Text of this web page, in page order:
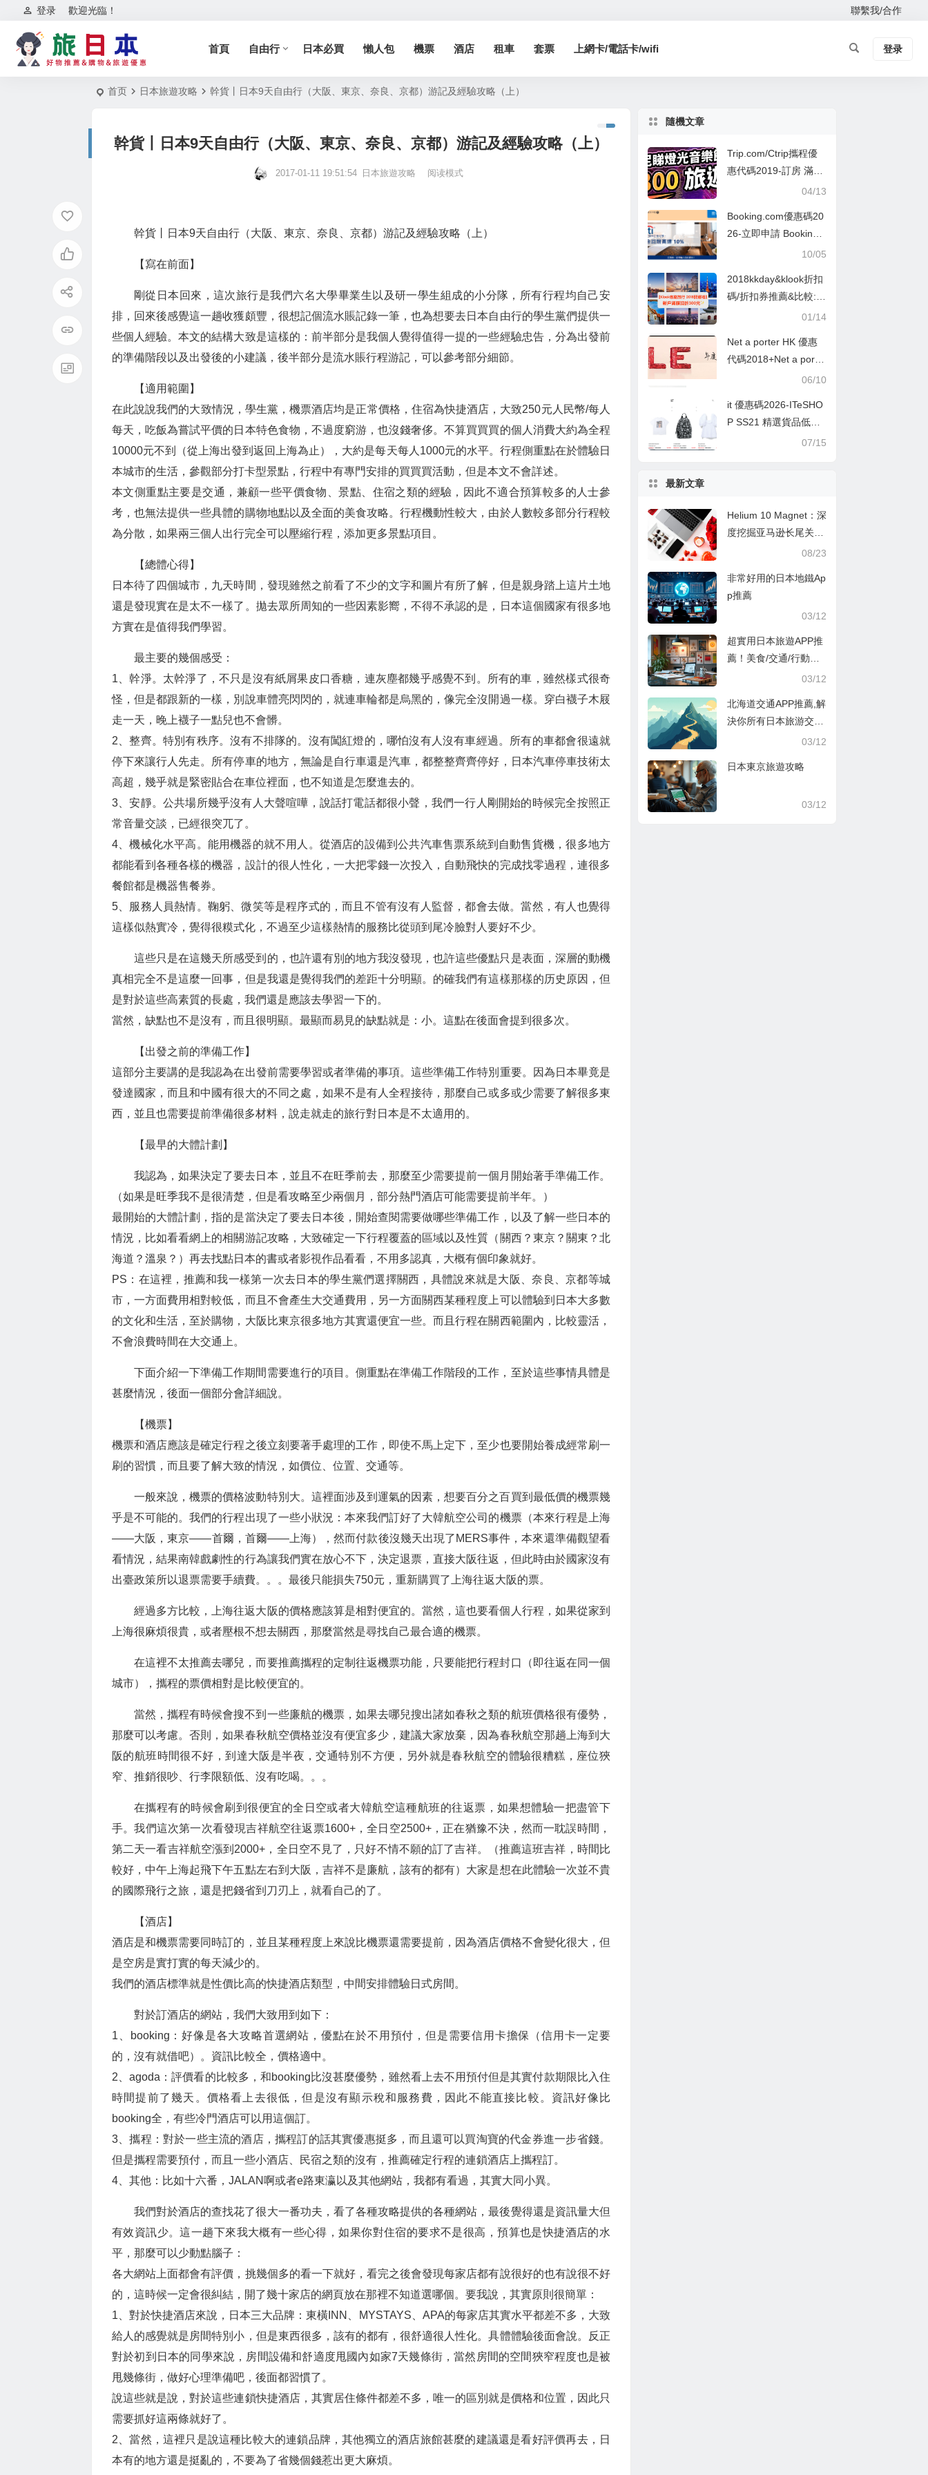
歡迎光臨！
登录 聯繫我/合作
首頁 自由行 日本必買 懶人包 機票 酒店 租車 套票 上網卡/電話卡/wifi 登录
首页 日本旅遊攻略 幹貨丨日本9天自由行（大阪、東京、奈良、京都）游記及經驗攻略（上）
幹貨丨日本9天自由行（大阪、東京、奈良、京都）游記及經驗攻略（上）
2017-01-11 19:51:54 日本旅遊攻略 阅读模式
幹貨丨日本9天自由行（大阪、東京、奈良、京都）游記及經驗攻略（上）
【寫在前面】
剛從日本回來，這次旅行是我們六名大學畢業生以及研一學生組成的小分隊，所有行程均自己安
排，回來後感覺這一趟收獲頗豐，很想記個流水賬記錄一筆，也為想要去日本自由行的學生黨們提供一
些個人經驗。本文的結構大致是這樣的：前半部分是我個人覺得值得一提的一些經驗忠告，分為出發前
的準備階段以及出發後的小建議，後半部分是流水賬行程游記，可以參考部分細節。
【適用範圍】
在此說說我們的大致情況，學生黨，機票酒店均是正常價格，住宿為快捷酒店，大致250元人民幣/每人
每天，吃飯為嘗試平價的日本特色食物，不過度窮游，也沒錢奢侈。不算買買買的個人消費大約為全程
10000元不到（從上海出發到返回上海為止），大約是每天每人1000元的水平。行程側重點在於體驗日
本城市的生活，參觀部分打卡型景點，行程中有專門安排的買買買活動，但是本文不會詳述。
本文側重點主要是交通，兼顧一些平價食物、景點、住宿之類的經驗，因此不適合預算較多的人士參
考，也無法提供一些具體的購物地點以及全面的美食攻略。行程機動性較大，由於人數較多部分行程較
為分散，如果兩三個人出行完全可以壓縮行程，添加更多景點項目。
【總體心得】
日本待了四個城市，九天時間，發現雖然之前看了不少的文字和圖片有所了解，但是親身踏上這片土地
還是發現實在是太不一樣了。拋去眾所周知的一些因素影嚮，不得不承認的是，日本這個國家有很多地
方實在是值得我們學習。
最主要的幾個感受：
1、幹淨。太幹淨了，不只是沒有紙屑果皮口香糖，連灰塵都幾乎感覺不到。所有的車，雖然樣式很奇
怪，但是都跟新的一樣，別說車體亮閃閃的，就連車輪都是烏黑的，像完全沒開過一樣。穿白襪子木屐
走一天，晚上襪子一點兒也不會髒。
2、整齊。特別有秩序。沒有不排隊的。沒有闖紅燈的，哪怕沒有人沒有車經過。所有的車都會很遠就
停下來讓行人先走。所有停車的地方，無論是自行車還是汽車，都整整齊齊停好，日本汽車停車技術太
高超，幾乎就是緊密貼合在車位裡面，也不知道是怎麼進去的。
3、安靜。公共場所幾乎沒有人大聲喧嘩，說話打電話都很小聲，我們一行人剛開始的時候完全按照正
常音量交談，已經很突兀了。
4、機械化水平高。能用機器的就不用人。從酒店的設備到公共汽車售票系統到自動售貨機，很多地方
都能看到各種各樣的機器，設計的很人性化，一大把零錢一次投入，自動飛快的完成找零過程，連很多
餐館都是機器售餐券。
5、服務人員熱情。鞠躬、微笑等是程序式的，而且不管有沒有人監督，都會去做。當然，有人也覺得
這樣似熱實冷，覺得很糢式化，不過至少這樣熱情的服務比從頭到尾冷臉對人要好不少。
這些只是在這幾天所感受到的，也許還有別的地方我沒發現，也許這些優點只是表面，深層的動機
真相完全不是這麼一回事，但是我還是覺得我們的差距十分明顯。的確我們有這樣那樣的历史原因，但
是對於這些高素質的長處，我們還是應該去學習一下的。
當然，缺點也不是沒有，而且很明顯。最顯而易見的缺點就是：小。這點在後面會提到很多次。
【出發之前的準備工作】
這部分主要講的是我認為在出發前需要學習或者準備的事項。這些準備工作特別重要。因為日本畢竟是
發達國家，而且和中國有很大的不同之處，如果不是有人全程接待，那麼自己或多或少需要了解很多東
西，並且也需要提前準備很多材料，說走就走的旅行對日本是不太適用的。
【最早的大體計劃】
我認為，如果決定了要去日本，並且不在旺季前去，那麼至少需要提前一個月開始著手準備工作。
（如果是旺季我不是很清楚，但是看攻略至少兩個月，部分熱門酒店可能需要提前半年。）
最開始的大體計劃，指的是當決定了要去日本後，開始查閱需要做哪些準備工作，以及了解一些日本的
情況，比如看看網上的相關游記攻略，大致確定一下行程覆蓋的區域以及性質（關西？東京？關東？北
海道？溫泉？）再去找點日本的書或者影視作品看看，不用多認真，大概有個印象就好。
PS：在這裡，推薦和我一樣第一次去日本的學生黨們選擇關西，具體說來就是大阪、奈良、京都等城
市，一方面費用相對較低，而且不會產生大交通費用，另一方面關西某種程度上可以體驗到日本大多數
的文化和生活，至於購物，大阪比東京很多地方其實還便宜一些。而且行程在關西範圍內，比較靈活，
不會浪費時間在大交通上。
下面介紹一下準備工作期間需要進行的項目。側重點在準備工作階段的工作，至於這些事情具體是
甚麼情況，後面一個部分會詳細說。
【機票】
機票和酒店應該是確定行程之後立刻要著手處理的工作，即使不馬上定下，至少也要開始養成經常刷一
刷的習慣，而且要了解大致的情況，如價位、位置、交通等。
一般來說，機票的價格波動特別大。這裡面涉及到運氣的因素，想要百分之百買到最低價的機票幾
乎是不可能的。我們的行程出現了一些小狀況：本來我們訂好了大韓航空公司的機票（本來行程是上海
——大阪，東京——首爾，首爾——上海），然而付款後沒幾天出現了MERS事件，本來還準備觀望看
看情況，結果南韓戲劇性的行為讓我們實在放心不下，決定退票，直接大阪往返，但此時由於國家沒有
出臺政策所以退票需要手續費。。。最後只能損失750元，重新購買了上海往返大阪的票。
經過多方比較，上海往返大阪的價格應該算是相對便宜的。當然，這也要看個人行程，如果從家到
上海很麻煩很貴，或者壓根不想去關西，那麼當然是尋找自己最合適的機票。
在這裡不太推薦去哪兒，而要推薦攜程的定制往返機票功能，只要能把行程封口（即往返在同一個
城市），攜程的票價相對是比較便宜的。
當然，攜程有時候會搜不到一些廉航的機票，如果去哪兒搜出諸如春秋之類的航班價格很有優勢，
那麼可以考慮。否則，如果春秋航空價格並沒有便宜多少，建議大家放棄，因為春秋航空那趟上海到大
阪的航班時間很不好，到達大阪是半夜，交通特別不方便，另外就是春秋航空的體驗很糟糕，座位狹
窄、推銷很吵、行李限額低、沒有吃喝。。。
在攜程有的時候會刷到很便宜的全日空或者大韓航空這種航班的往返票，如果想體驗一把盡管下
手。我們這次第一次看發現吉祥航空往返票1600+，全日空2500+，正在猶豫不決，然而一耽誤時間，
第二天一看吉祥航空漲到2000+，全日空不見了，只好不情不願的訂了吉祥。（推薦這班吉祥，時間比
較好，中午上海起飛下午五點左右到大阪，吉祥不是廉航，該有的都有）大家是想在此體驗一次並不貴
的國際飛行之旅，還是把錢省到刀刃上，就看自己的了。
【酒店】
酒店是和機票需要同時訂的，並且某種程度上來說比機票還需要提前，因為酒店價格不會變化很大，但
是空房是實打實的每天減少的。
我們的酒店標準就是性價比高的快捷酒店類型，中間安排體驗日式房間。
對於訂酒店的網站，我們大致用到如下：
1、booking：好像是各大攻略首選網站，優點在於不用預付，但是需要信用卡擔保（信用卡一定要
的，沒有就借吧）。資訊比較全，價格適中。
2、agoda：評價看的比較多，和booking比沒甚麼優勢，雖然看上去不用預付但是其實付款期限比入住
時間提前了幾天。價格看上去很低，但是沒有顯示稅和服務費，因此不能直接比較。資訊好像比
booking全，有些冷門酒店可以用這個訂。
3、攜程：對於一些主流的酒店，攜程訂的話其實優惠挺多，而且還可以買淘寶的代金券進一步省錢。
但是攜程需要預付，而且一些小酒店、民宿之類的沒有，推薦確定行程的連鎖酒店上攜程訂。
4、其他：比如十六番，JALAN啊或者e路東瀛以及其他網站，我都有看過，其實大同小異。
我們對於酒店的查找花了很大一番功夫，看了各種攻略提供的各種網站，最後覺得還是資訊量大但
有效資訊少。這一趟下來我大概有一些心得，如果你對住宿的要求不是很高，預算也是快捷酒店的水
平，那麼可以少動點腦子：
各大網站上面都會有評價，挑幾個多的看一下就好，看完之後會發現每家店都有說很好的也有說很不好
的，這時候一定會很糾結，開了幾十家店的網頁放在那裡不知道選哪個。要我說，其實原則很簡單：
1、對於快捷酒店來說，日本三大品牌：東橫INN、MYSTAYS、APA的每家店其實水平都差不多，大致
給人的感覺就是房間特別小，但是東西很多，該有的都有，很舒適很人性化。具體體驗後面會說。反正
對於初到日本的同學來說，房間設備和舒適度甩國內如家7天幾條街，當然房間的空間狹窄程度也是被
甩幾條街，做好心理準備吧，後面都習慣了。
說這些就是說，對於這些連鎖快捷酒店，其實居住條件都差不多，唯一的區別就是價格和位置，因此只
需要抓好這兩條就好了。
2、當然，這裡只是說這種比較大的連鎖品牌，其他獨立的酒店旅館甚麼的建議還是看好評價再去，日
本有的地方還是挺亂的，不要為了省幾個錢惹出更大麻煩。
隨機文章
Trip.com/Ctrip攜程優
惠代碼2019-訂房 滿港
幣 $5000 折 $500 或
04/13
Booking.com優惠碼20
26-立即申請 Booking.c
om 預訂 酒店 高達10%
10/05
2018kkday&klook折扣
碼/折扣券推薦&比較:包
括日本,韓國,新加坡,泰
歐美等熱門景点门票、
一日行程、独特体验、
户外活动、WiFi及当地
交通
01/14
Net a porter HK 優惠
代碼2018+Net a porter
06/10
it 優惠碼2026-ITeSHO
P SS21 精選貨品低至5
折優惠＋快閃額外9折
07/15
最新文章
Helium 10 Magnet：深
度挖掘亚马逊长尾关键
08/23
非常好用的日本地鐵Ap
p推薦
03/12
超實用日本旅遊APP推
薦！美食/交通/行動支
03/12
北海道交通APP推薦,解
決你所有日本旅游交通
03/12
日本東京旅遊攻略
03/12